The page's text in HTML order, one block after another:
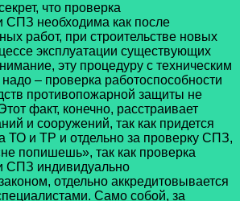
что проверка
СПЗ необходима как после
работ, при строительстве новых
эксплуатации существующих
эту процедуру с техническим
– проверка работоспособности
противопожарной защиты не
факт, конечно, расстраивает
и сооружений, так как придется
ТО и ТР и отдельно за проверку СПЗ,
попишешь», так как проверка
СПЗ индивидуально
отдельно аккредитовывается
Само собой, за